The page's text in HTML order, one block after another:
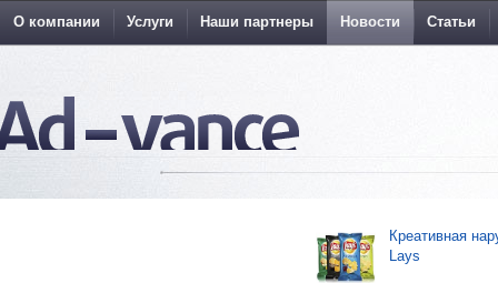
О компании Услуги Наши партнеры Новости Статьи
Креативная
Lays